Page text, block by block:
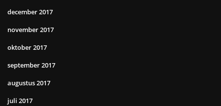
december 2017
november 2017
oktober 2017
september 2017
augustus 2017
juli 2017